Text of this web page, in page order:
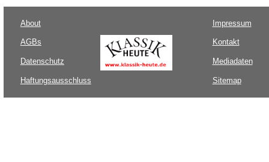
About
AGBs
Datenschutz
Haftungsausschluss
Impressum
Kontakt
Mediadaten
Sitemap